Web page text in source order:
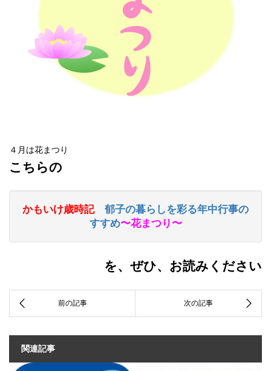
４月は花まつり
こちらの
かもいけ歳時記 郁子の暮らしを彩る年中行事の
すすめ〜花まつり〜
を、ぜひ、お読みください
関連記事